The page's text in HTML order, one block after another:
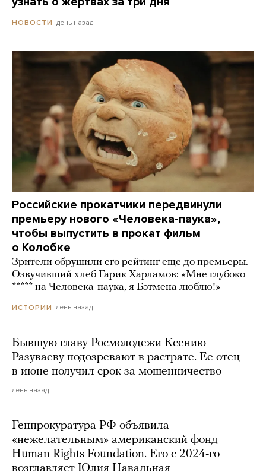
НОВОСТИ день назад
Российские прокатчики передвинули
премьеру нового «Человека-паука»,
чтобы выпустить в прокат фильм
о Колобке
Зрители обрушили его рейтинг еще до премьеры.
Озвучивший хлеб Гарик Харламов: «Мне глубоко
***** на Человека-паука, я Бэтмена люблю!»
ИСТОРИИ день назад
Бывшую главу Росмолодежи Ксению
Разуваеву подозревают в растрате. Ее отец
в июне получил срок за мошенничество
день назад
Генпрокуратура РФ объявила
«нежелательным» американский фонд
Human Rights Foundation. Его с 2024-го
возглавляет Юлия Навальная